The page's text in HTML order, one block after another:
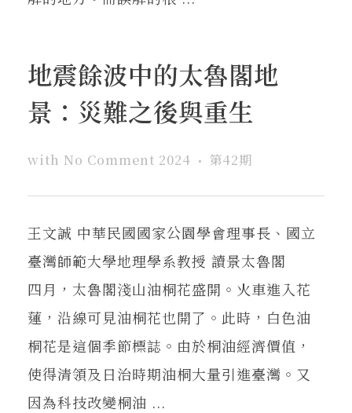
地震餘波中的太魯閣地
景：災難之後與重生
with No Comment 2024 第42期
王文誠 中華民國國家公園學會理事長、國立
臺灣師範大學地理學系教授 讀景太魯閣
四月，太魯閣淺山油桐花盛開。火車進入花
蓮，沿線可見油桐花也開了。此時，白色油
桐花是這個季節標誌。由於桐油經濟價值，
使得清領及日治時期油桐大量引進臺灣。又
因為科技改變桐油 ...